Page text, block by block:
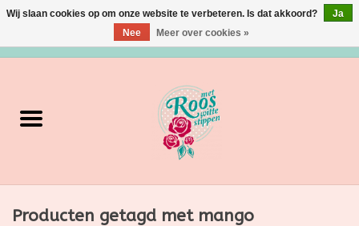
Verzorging
Grimeermateriaal
Producten getagd met mango
Wij slaan cookies op om onze website te verbeteren. Is dat akkoord?
Ja
Nee
Meer over cookies »